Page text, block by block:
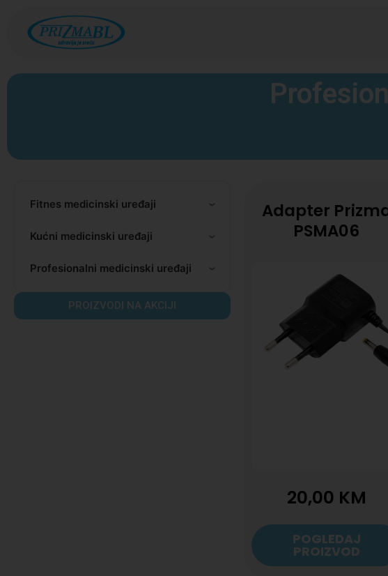
Fitnes medicinski uređaji
Kućni medicinski uređaji
Profesionalni medicinski uređaji
PROIZVODI NA AKCIJI
Adapter
PSMA06
20,00 KM
POGLEDAJ
PROIZVOD